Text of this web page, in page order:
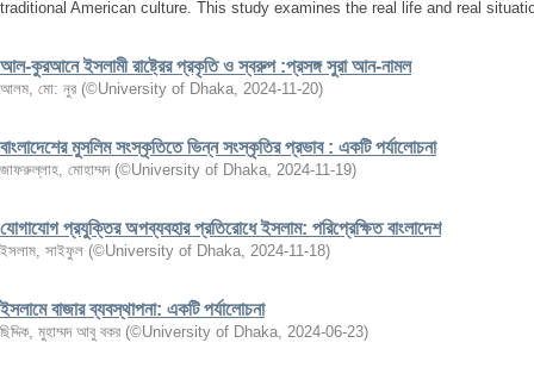
traditional American culture. This study examines the real life and real
আল-কুরআনে ইসলামী রাষ্ট্রের প্রকৃতি ও স্বরুপ :প্রসঙ্গ সুরা আন-নামল
আলম, মো: নুর (©University of Dhaka, 2024-11-20)
বাংলাদেশের মুসলিম সংস্কৃতিতে ভিন্ন সংস্কৃতির প্রভাব : একটি পর্যালোচনা
জাফরুল্লাহ, মোহাম্মদ (©University of Dhaka, 2024-11-19)
যোগাযোগ প্রযুক্তির অপব্যবহার প্রতিরোধে ইসলাম: পরিপ্রেক্ষিত বাংলাদেশ
ইসলাম, সাইফুল (©University of Dhaka, 2024-11-18)
ইসলামে বাজার ব্যবস্থাপনা: একটি পর্যালোচনা
ছিদ্দিক, মুহাম্মদ আবু বকর (©University of Dhaka, 2024-06-23)